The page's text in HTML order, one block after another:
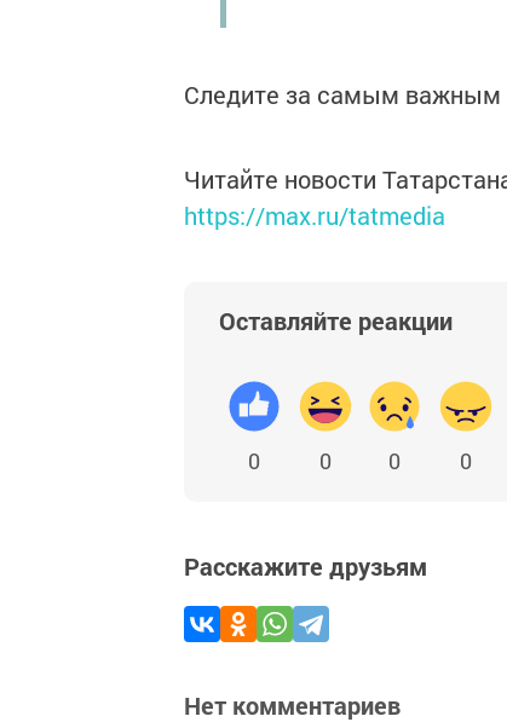
Следите за самым важным
Читайте новости
https://max.ru/tatmedia
Оставляйте реакции
0 0 0 0
Расскажите друзьям
Нет комментариев